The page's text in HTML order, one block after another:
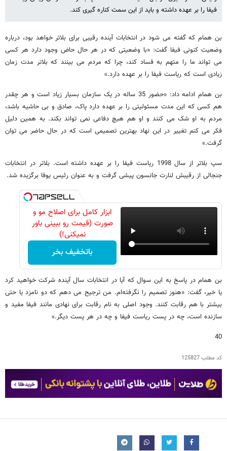
فیفا را بر عهده داشته و باید از این سمت کناره گیری کند.
بن همام که گفته می شود در انتخابات آینده رقیبی برای بلاتر خواهد بود، درباره
وضعیت کنونی فیفا گفت: «با وضعیتی که در هر حال حاض وجود دارد هر کسی
می تواند ما را متهم به فساد کند، چرا که مردم می بینند که بلاتر مدت زمان
زیادی است که ریاست فیفا را بر عهده دارد.»
بن همام ادامه داد: «حضور 35 ساله در یک سازمان بسیار زیاد است و هر چقدر
هم کسی که این مدت مسئولیتی را بر عهده دارد پاک، صادق و بی حاشیه باشد،
مردم به او شک می کنند و او هم هیچ دفاعی نمی تواند بکند. به همین دلیل
فکر می کنم تغییر در این نهاد بهترین تصمیمی است که در حال حاضر می توان
گرفت.»
سپ بلاتر از سال 1998 ریاست فیفا را بر عهده داشته است. بلاتر در انتخابات
جنجالی از رقیبش لنارت جانسون پیشی گرفت و به عنوان رئیس یوفا برگزیده شد.
ابزار کامل برای اصلاح مو و
صورت (قیمت رو ببینی باور
نمیکنی!)
باتخفیف بخر
بن همام در پاسخ به این سوال که آیا در انتخابات سال آینده شرکت خواهید کرد
یا خیر، گفت: «هنوز تصمیم را نگرفته‌ام. من ترجیح می دهم که دو نامزد یا حتی
بیشتر با هم رقابت کنند. وجود اصلی به نام رقابت برای نهادی مانند فیفا مفید و
سازنده است، چه در پست ریاست فیفا و چه در هر پست دیگر.»
40
کد مطلب125827